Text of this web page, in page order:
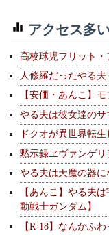
アクセス多
高校球児フリット
人修羅だったやる
【安価・あんこ】
やる夫は彼女達のサ
ドクオが異世界転
黙示録ヱヴァンゲリ
やる夫は天魔の器
【あんこ】やる夫
動戦士ガンダム】
【R-18】なんかふ